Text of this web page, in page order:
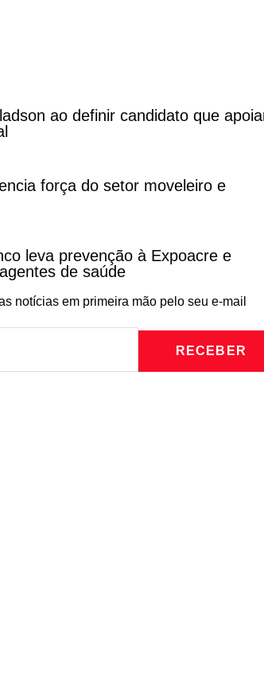
ao definir candidato que
força do setor moveleiro e
leva prevenção à Expoacre e
de saúde
notícias em primeira mão pelo seu e-mail
RECEBER